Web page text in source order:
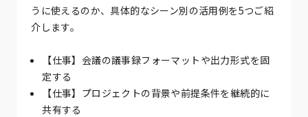
うに使えるのか、具体的なシーン別の活用例を5つご紹
介します。
【仕事】会議の議事録フォーマットや出力形式を固
定する
【仕事】プロジェクトの背景や前提条件を継続的に
共有する